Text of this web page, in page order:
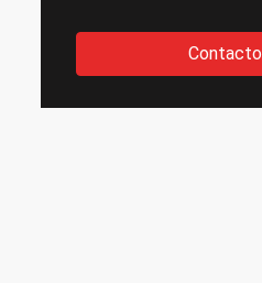
Contacto